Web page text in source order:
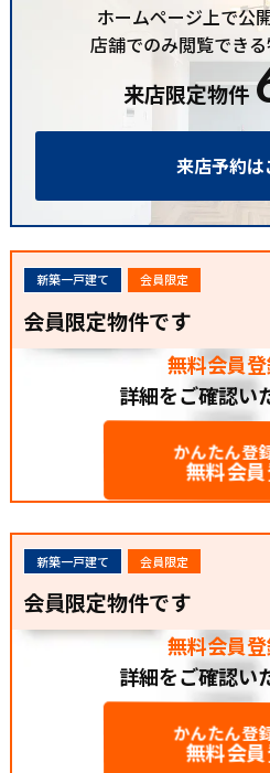
ホームページ上で公
店舗でのみ閲覧でき
来店限定物件
来店予約は
新築一戸建て 会員限定
会員限定物件です
無料会員
詳細をご確認い
かんたん登
無料会
新築一戸建て 会員限定
会員限定物件です
無料会員
詳細をご確認い
かんたん登
無料会